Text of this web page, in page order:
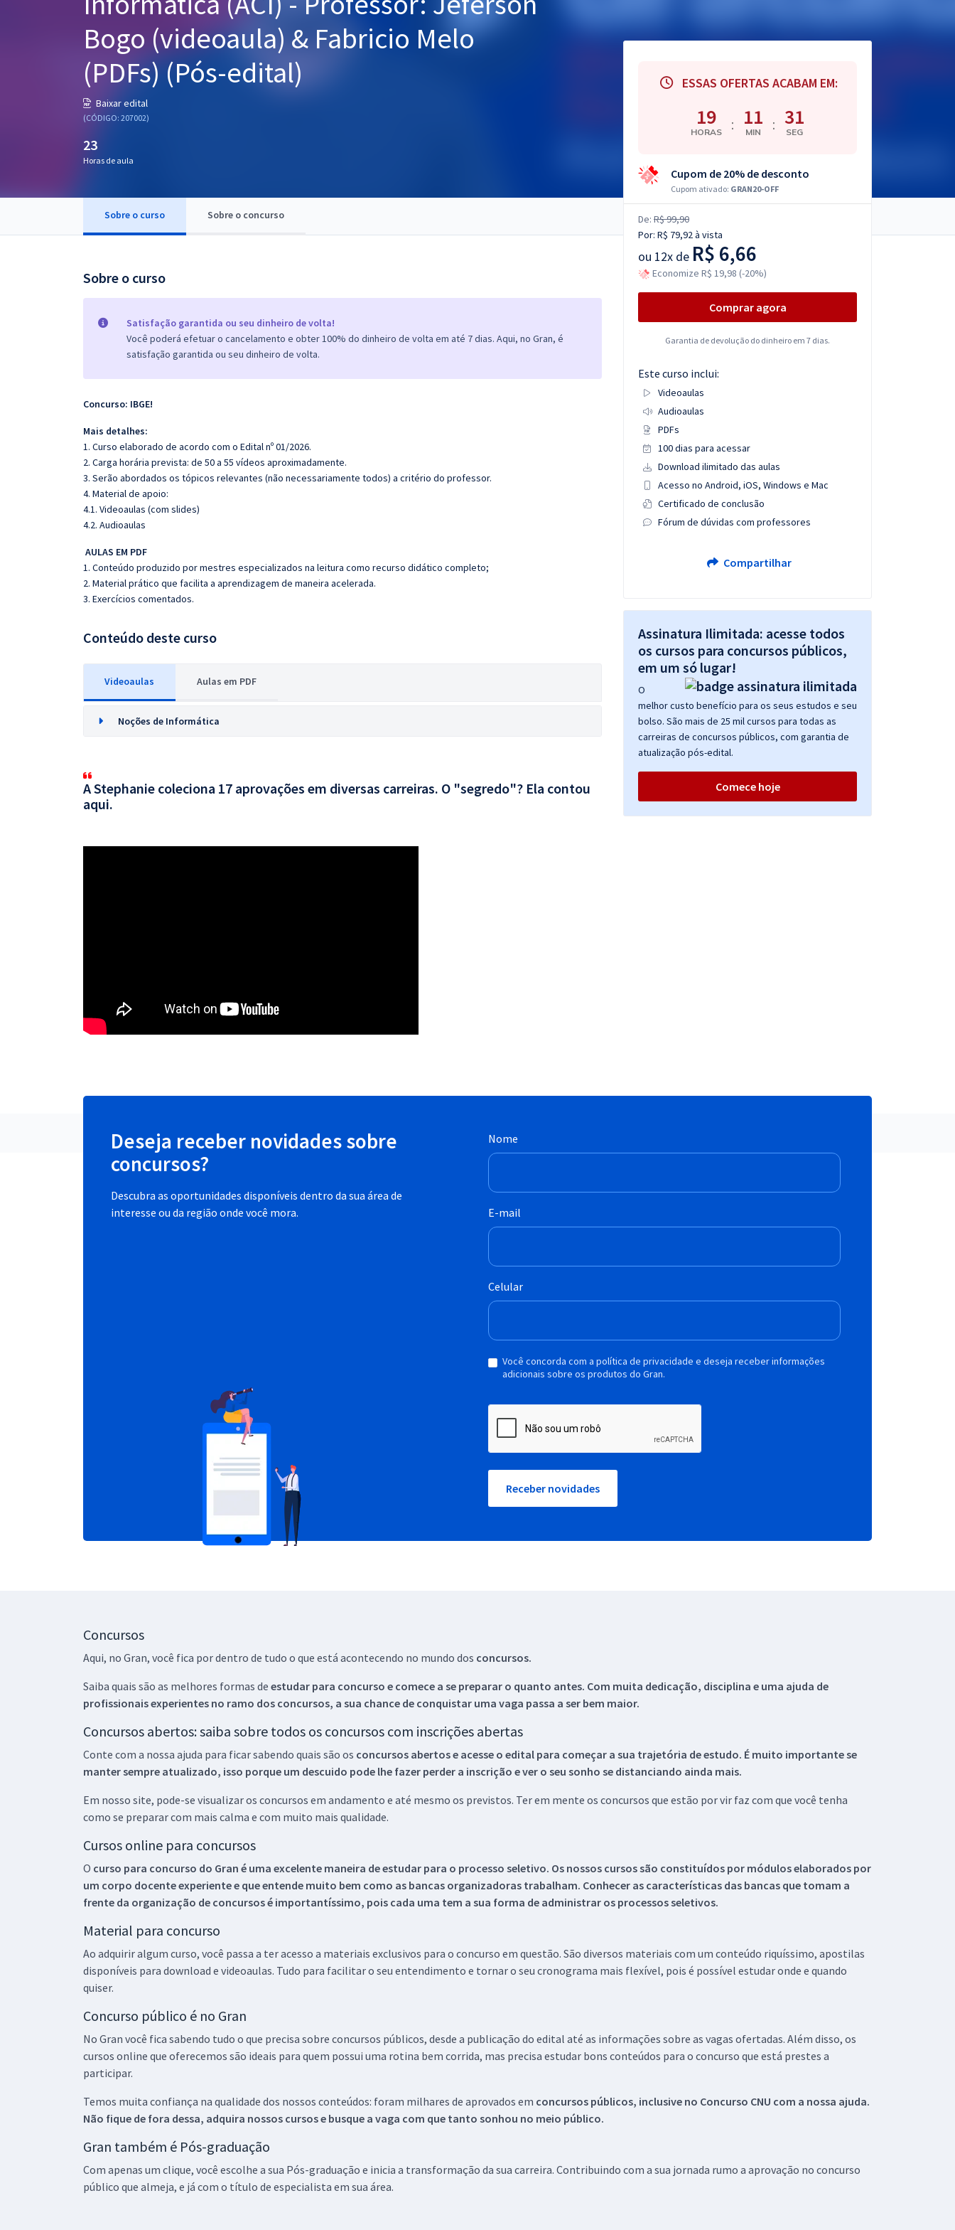
Questões grátis
Bogo (videoaula) & Fabricio Melo
(PDFs) (Pós-edital)
Baixar edital
(CÓDIGO: 207002)
23
Horas de aula
Sobre o curso Sobre o concurso
Sobre o curso
Satisfação garantida ou seu dinheiro de volta!
Você poderá efetuar o cancelamento e obter 100% do dinheiro de volta em até 7 dias. Aqui, no Gran, é
satisfação garantida ou seu dinheiro de volta.
Concurso: IBGE!
Mais detalhes:
1. Curso elaborado de acordo com o Edital nº 01/2026.
2. Carga horária prevista: de 50 a 55 vídeos aproximadamente.
3. Serão abordados os tópicos relevantes (não necessariamente todos) a critério do professor.
4. Material de apoio:
4.1. Videoaulas (com slides)
4.2. Audioaulas
AULAS EM PDF
1. Conteúdo produzido por mestres especializados na leitura como recurso didático completo;
2. Material prático que facilita a aprendizagem de maneira acelerada.
3. Exercícios comentados.
Conteúdo deste curso
Videoaulas Aulas em PDF
Noções de Informática
A Stephanie coleciona 17 aprovações em diversas carreiras. O "segredo"? Ela contou
aqui.
ESSAS OFERTAS ACABAM EM:
19
HORAS : 11
MIN : 30
SEG
Cupom de 20% de desconto
Cupom ativado: GRAN20-OFF
De: R$ 99,90
Por: R$ 79,92à vista
ou 12x de R$ 6,66
Economize R$ 19,98 (-20%)
Comprar agora
Garantia de devolução do dinheiro em 7 dias.
Este curso inclui:
Videoaulas
Audioaulas
PDFs
100 dias para acessar
Download ilimitado das aulas
Acesso no Android, iOS, Windows e Mac
Certificado de conclusão
Fórum de dúvidas com professores
Compartilhar
Assinatura Ilimitada: acesse todos
os cursos para concursos públicos,
em um só lugar!
O
melhor custo benefício para os seus estudos e seu
bolso. São mais de 25 mil cursos para todas as
carreiras de concursos públicos, com garantia de
atualização pós-edital.
Comece hoje
Deseja receber novidades sobre
concursos?
Descubra as oportunidades disponíveis dentro da sua área de
interesse ou da região onde você mora.
Nome
E-mail
Celular
Você concorda com a política de privacidade e deseja receber informações
adicionais sobre os produtos do Gran.
Receber novidades
Concursos
Aqui, no Gran, você fica por dentro de tudo o que está acontecendo no mundo dos concursos.
Saiba quais são as melhores formas de estudar para concurso e comece a se preparar o quanto antes. Com muita dedicação, disciplina e uma ajuda de
profissionais experientes no ramo dos concursos, a sua chance de conquistar uma vaga passa a ser bem maior.
Concursos abertos: saiba sobre todos os concursos com inscrições abertas
Conte com a nossa ajuda para ficar sabendo quais são os concursos abertos e acesse o edital para começar a sua trajetória de estudo. É muito importante se
manter sempre atualizado, isso porque um descuido pode lhe fazer perder a inscrição e ver o seu sonho se distanciando ainda mais.
Em nosso site, pode-se visualizar os concursos em andamento e até mesmo os previstos. Ter em mente os concursos que estão por vir faz com que você tenha
como se preparar com mais calma e com muito mais qualidade.
Cursos online para concursos
O curso para concurso do Gran é uma excelente maneira de estudar para o processo seletivo. Os nossos cursos são constituídos por módulos elaborados por
um corpo docente experiente e que entende muito bem como as bancas organizadoras trabalham. Conhecer as características das bancas que tomam a
frente da organização de concursos é importantíssimo, pois cada uma tem a sua forma de administrar os processos seletivos.
Material para concurso
Ao adquirir algum curso, você passa a ter acesso a materiais exclusivos para o concurso em questão. São diversos materiais com um conteúdo riquíssimo, apostilas
disponíveis para download e videoaulas. Tudo para facilitar o seu entendimento e tornar o seu cronograma mais flexível, pois é possível estudar onde e quando
quiser.
Concurso público é no Gran
No Gran você fica sabendo tudo o que precisa sobre concursos públicos, desde a publicação do edital até as informações sobre as vagas ofertadas. Além disso, os
cursos online que oferecemos são ideais para quem possui uma rotina bem corrida, mas precisa estudar bons conteúdos para o concurso que está prestes a
participar.
Temos muita confiança na qualidade dos nossos conteúdos: foram milhares de aprovados em concursos públicos, inclusive no Concurso CNU com a nossa ajuda.
Não fique de fora dessa, adquira nossos cursos e busque a vaga com que tanto sonhou no meio público.
Gran também é Pós-graduação
Com apenas um clique, você escolhe a sua Pós-graduação e inicia a transformação da sua carreira. Contribuindo com a sua jornada rumo a aprovação no concurso
público que almeja, e já com o título de especialista em sua área.